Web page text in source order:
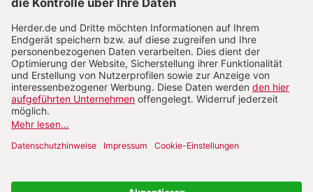
Datenschutz Social Media Barrierefreiheit
Vertrag widerrufen